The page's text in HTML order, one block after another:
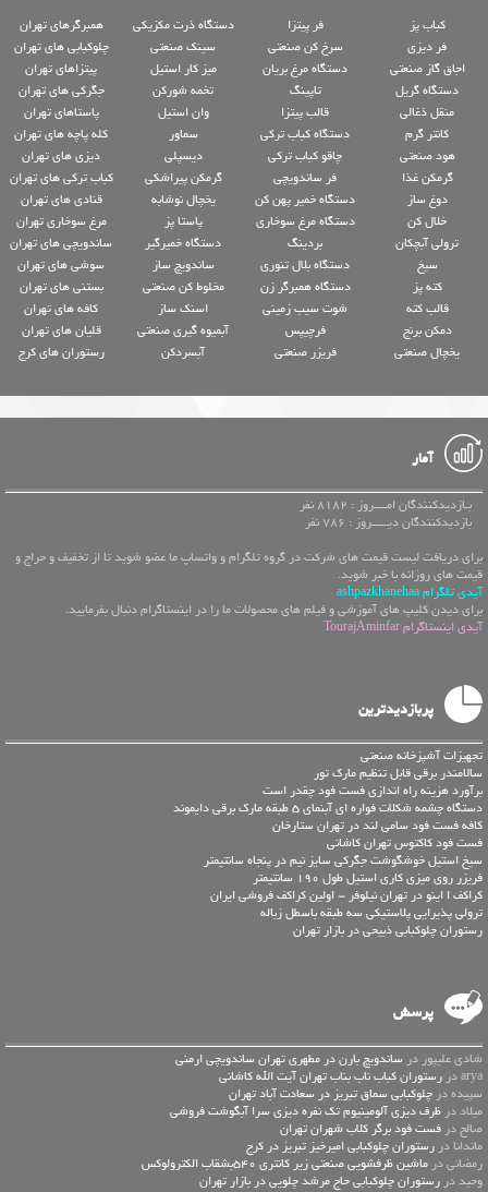
کباب پز
فر دیزی
اجاق گاز صنعتی
دستگاه گریل
منقل ذغالی
کانتر گرم
هود صنعتی
گرمکن غذا
دوغ ساز
خلال کن
ترولی آبچکان
سیخ
کته پز
قالب کته
دمکن برنج
یخچال صنعتی
فر پیتزا
سرخ کن صنعتی
دستگاه مرغ بریان
تاپینگ
قالب پیتزا
دستگاه کباب ترکی
چاقو کباب ترکی
فر ساندویچی
دستگاه خمیر پهن کن
دستگاه مرغ سوخاری
بردینگ
دستگاه بلال تنوری
دستگاه همبرگر زن
شوت سیب زمینی
فرچیپس
فریزر صنعتی
دستگاه ذرت مکزیکی
سینک صنعتی
میز کار استیل
تخمه شورکن
وان استیل
سماور
دیسپلی
گرمکن پیراشکی
یخچال نوشابه
پاستا پز
دستگاه خمیرگیر
ساندویچ ساز
مخلوط کن صنعتی
اسنک ساز
آبمیوه گیری صنعتی
آبسردکن
همبرگرهای تهران
چلوکبابی های تهران
پیتزاهای تهران
جگرکی های تهران
پاستاهای تهران
کله پاچه های تهران
دیزی های تهران
کباب ترکی های تهران
قنادی های تهران
مرغ سوخاری تهران
ساندویچی های تهران
سوشی های تهران
بستنی های تهران
کافه های تهران
قلیان های تهران
رستوران های کرج
آمار
بـازدیدکنندگان امــــروز : 8182 نفر
بازدیدکنندگان دیـــــروز : 786 نفر
برای دریافت لیست قیمت های شرکت در گروه تلگرام و واتساپ ما عضو شوید تا از تخفیف و حراج و
قیمت های روزانه با خبر شوید.
آیدی تلگرام ashpazkhanehaa
برای دیدن کلیپ های آموزشی و فیلم های محصولات ما را در اینستاگرام دنبال بفرمایید.
آیدی اینستاگرام TourajAminfar
پربازدیدترین
تجهیزات آشپزخانه صنعتی
سالامندر برقی قابل تنظیم مارک تور
برآورد هزینه راه اندازی فست فود چقدر است
دستگاه چشمه شکلات فواره ای آبنمای 5 طبقه مارک برقی دایموند
کافه فست فود سامی لند در تهران ستارخان
فست فود کاکتوس تهران کاشانی
سیخ استیل خوشگوشت جگرکی سایز نیم در پنجاه سانتیمتر
فریزر روی میزی کاری استیل طول 190 سانتیمتر
کراکف ا اینو در تهران نیلوفر – اولین کراکف فروشی ایران
ترولی پذیرایی پلاستیکی سه طبقه باسطل زباله
رستوران چلوکبابی ذبیحی در بازار تهران
پرسش
شادی علیپور در ساندویچ بارن در مطهری تهران ساندویچی ارمنی
arya در
رستوران کباب ناب بناب تهران آیت الله کاشانی
سپیده در چلوکبابی سماق تبریز در سعادت آباد تهران
میلاد در ظرف دیزی آلومینیوم تک نفره دیزی سرا آبگوشت فروشی
صالح در فست فود برگر کلاب شهران تهران
ماندانا در رستوران چلوکبابی امیرخیز تبریز در کرج
رمضانی در ماشین ظرفشویی صنعتی زیر کانتری 540بشقاب الکترولوکس
وحید در رستوران چلوکبابی حاج مرشد چلویی در بازار تهران